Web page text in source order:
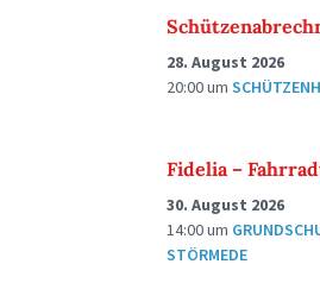
28. August 2026
20:00um
Fidelia –
30. August 2026
14:00um
STÖRMEDE